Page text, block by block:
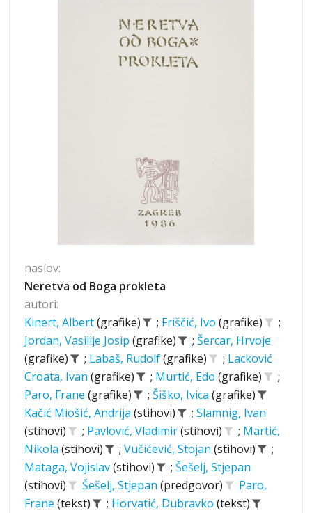
naslov:
Neretva od Boga prokleta
autori:
Kinert, Albert(grafike) ; Friščić, Ivo (grafike)
;
Jordan, Vasilije Josip (grafike) ; Šercar, Hrvoje
(grafike)
; Labaš, Rudolf(grafike) ; Lacković
Croata, Ivan (grafike) ; Murtić, Edo (grafike)
;
Paro, Frane (grafike) ; Šiško, Ivica (grafike)
Kačić Miošić, Andrija (stihovi) ; Slamnig, Ivan
(stihovi)
; Pavlović, Vladimir(stihovi) ; Martić,
Nikola (stihovi) ; Vučićević, Stojan (stihovi)
;
Mataga, Vojislav(stihovi) ; Šešelj, Stjepan
(stihovi)
Šešelj, Stjepan (predgovor)
Paro,
Frane (tekst) ; Horvatić, Dubravko (tekst)